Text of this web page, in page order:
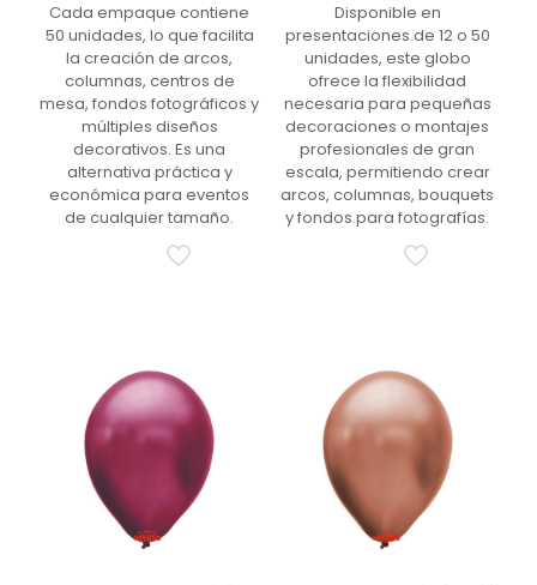
Cada empaque contiene
50 unidades, lo que facilita
la creación de arcos,
columnas, centros de
mesa, fondos fotográficos y
múltiples diseños
decorativos. Es una
alternativa práctica y
económica para eventos
de cualquier tamaño.
Disponible en
presentaciones de 12 o 50
unidades, este globo
ofrece la flexibilidad
necesaria para pequeñas
decoraciones o montajes
profesionales de gran
escala, permitiendo crear
arcos, columnas, bouquets
y fondos para fotografías.